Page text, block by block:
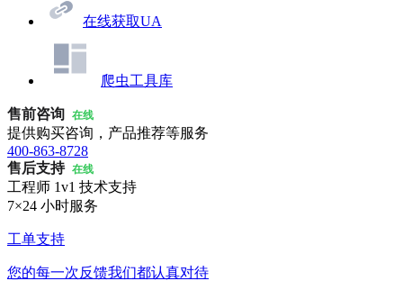
在线获取UA
爬虫工具库
售前咨询 在线
提供购买咨询，产品推荐等服务
400-863-8728
售后支持 在线
工程师 1v1 技术支持
7×24 小时服务
工单支持
您的每一次反馈我们都认真对待